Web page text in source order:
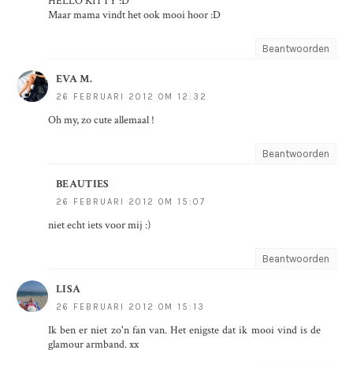
Maar mama vindt het ook mooi hoor :D
Beantwoorden
EVA M.
26 FEBRUARI 2012 OM 12:32
Oh my, zo cute allemaal !
Beantwoorden
BEAUTIES
26 FEBRUARI 2012 OM 15:07
niet echt iets voor mij :)
Beantwoorden
LISA
26 FEBRUARI 2012 OM 15:13
Ik ben er niet zo'n fan van. Het enigste dat ik mooi vind is de
glamour armband. xx